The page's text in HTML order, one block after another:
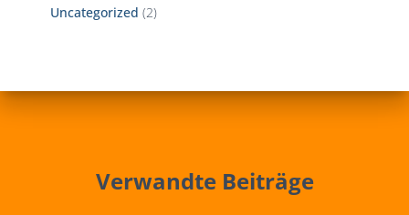
Uncategorized (2)
Verwandte Beiträge